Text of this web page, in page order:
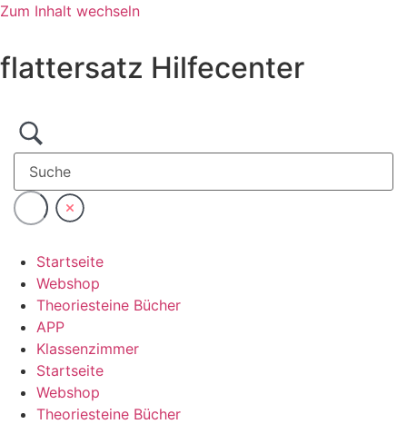
Zum Inhalt wechseln
flattersatz Hilfecenter
Startseite
Webshop
Theoriesteine Bücher
APP
Klassenzimmer
Startseite
Webshop
Theoriesteine Bücher